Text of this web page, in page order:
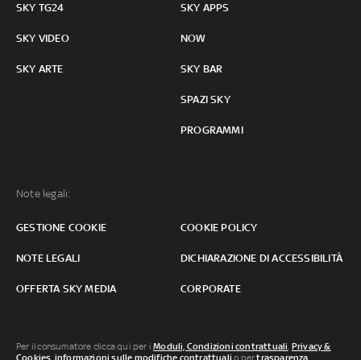
SKY TG24
SKY VIDEO
SKY ARTE
SKY APPS
NOW
SKY BAR
SPAZI SKY
PROGRAMMI
Note legali:
GESTIONE COOKIE COOKIE POLICY
NOTE LEGALI DICHIARAZIONE DI ACCESSIBILITÀ
OFFERTA SKY MEDIA CORPORATE
Per il consumatore clicca qui per iModuli, Condizioni contrattuali Privacy &
Cookies informazioni sulle modifiche contrattuali o pertrasparenza